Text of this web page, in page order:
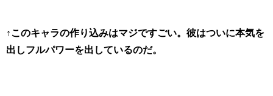
↑このキャラの作り込みはマジですごい。彼はついに本気を
出しフルパワーを出しているのだ。